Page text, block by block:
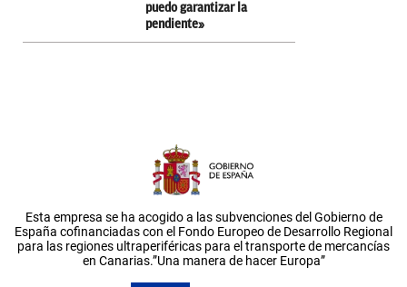
puedo garantizar la
pendiente»
Esta empresa se ha acogido a las subvenciones del Gobierno de
España cofinanciadas con el Fondo Europeo de Desarrollo Regional
para las regiones ultraperiféricas para el transporte de mercancías
en Canarias.”Una manera de hacer Europa”